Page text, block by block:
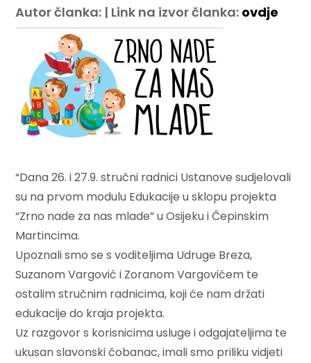
Autor članka: | Link na izvor članka: ovdje
“Dana 26. i 27.9. stručni radnici Ustanove sudjelovali
su na prvom modulu Edukacije u sklopu projekta
“Zrno nade za nas mlade” u Osijeku i Čepinskim
Martincima.
Upoznali smo se s voditeljima Udruge Breza,
Suzanom Vargović i Zoranom Vargovićem te
ostalim stručnim radnicima, koji će nam držati
edukacije do kraja projekta.
Uz razgovor s korisnicima usluge i odgajateljima te
ukusan slavonski čobanac, imali smo priliku vidjeti